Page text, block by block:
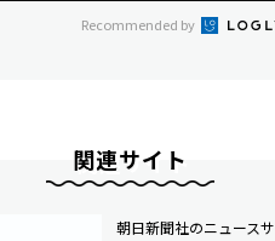
Recommended by
関連サイト
朝日新聞社のニュースサ